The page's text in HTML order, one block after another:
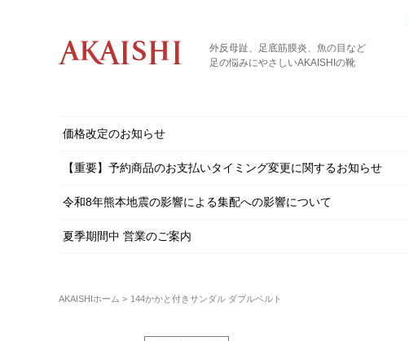
外反母趾、足底筋膜炎、魚の目など
足の悩みにやさしいAKAISHIの靴
価格改定のお知らせ
【重要】予約商品のお支払いタイミング変更に関するお知らせ
令和8年熊本地震の影響による集配への影響について
夏季期間中 営業のご案内
AKAISHIホーム 144かかと付きサンダル ダブルベルト